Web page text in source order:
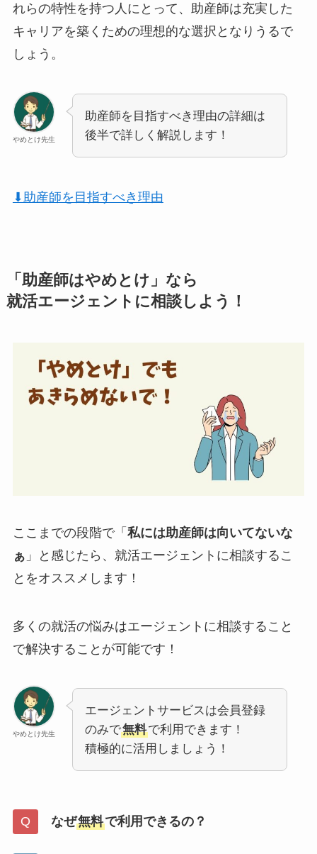
れらの特性を持つ人にとって、助産師は充実した
キャリアを築くための理想的な選択となりうるで
しょう。
やめとけ先生
助産師を目指すべき理由の詳細は
後半で詳しく解説します！
⬇︎助産師を目指すべき理由
「助産師はやめとけ」なら
就活エージェントに相談しよう！
ここまでの段階で「 私には助産師は向いてないな
ぁ 」と感じたら、就活エージェントに相談するこ
とをオススメします！
多くの就活の悩みはエージェントに相談すること
で解決することが可能です！
やめとけ先生
エージェントサービスは会員登録
のみで無料で利用できます！
積極的に活用しましょう！
なぜ無料で利用できるの？